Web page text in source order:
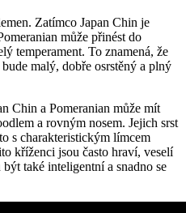
Zatímco Japan Chin⁣ je
může přinést do
temperament. To znamená, že
malý,⁣ dobře ​osrstěný a plný
Chin a Pomeranian může mít
a‍ rovným nosem. ⁢Jejich srst
s charakteristickým límcem
kříženci jsou často hraví, veselí
také inteligentní a snadno se